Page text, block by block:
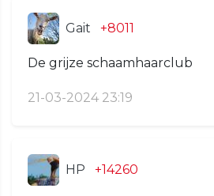
Gait +8011
De grijze schaamhaarclub
21-03-2024 23:19
HP +14260